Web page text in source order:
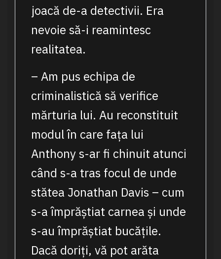
joacă de-a detectivii. Era
nevoie să-i reamintesc
realitatea.
– Am pus echipa de
criminalistică să verifice
mărturia lui. Au reconstituit
modul în care fața lui
Anthony s-ar fi chinuit atunci
când s-a tras focul de unde
stătea Jonathan Davis – cum
s-a împrăștiat carnea și unde
s-au împrăștiat bucățile.
Dacă doriți, vă pot arăta